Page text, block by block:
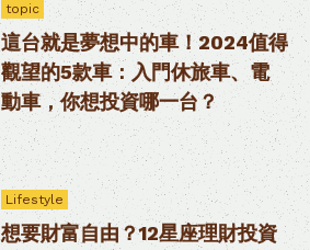
topic
這台就是夢想中的車！2024值得
觀望的5款車：入門休旅車、電
動車，你想投資哪一台？
Lifestyle
想要財富自由？12星座理財投資